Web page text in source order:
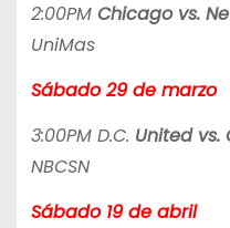
2:00PM Chicago vs.
UniMas
Sábado 29 de marzo
3:00PM D.C. United vs.
NBCSN
Sábado 19 de abril